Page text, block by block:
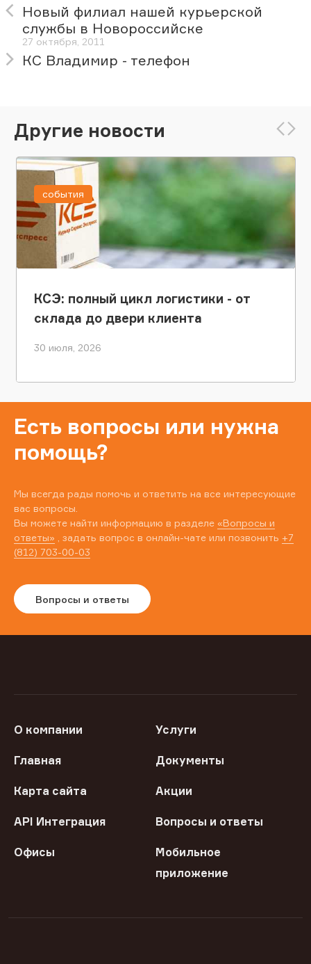
Новый филиал нашей курьерской
службы в Новороссийске
27 октября, 2011
КС Владимир - телефон
Другие новости
КСЭ: полный цикл логистики - от
склада до двери клиента
30 июля, 2026
события
Есть вопросы или нужна
помощь?
Мы всегда рады помочь и ответить на все интересующие
вас вопросы.
Вы можете найти информацию в разделе «Вопросы и
ответы» , задать вопрос в онлайн-чате или позвонить +7
(812) 703-00-03
Вопросы и ответы
О компании Услуги
Главная Документы
Карта сайта Акции
API Интеграция Вопросы и ответы
Офисы
Мобильное
приложение